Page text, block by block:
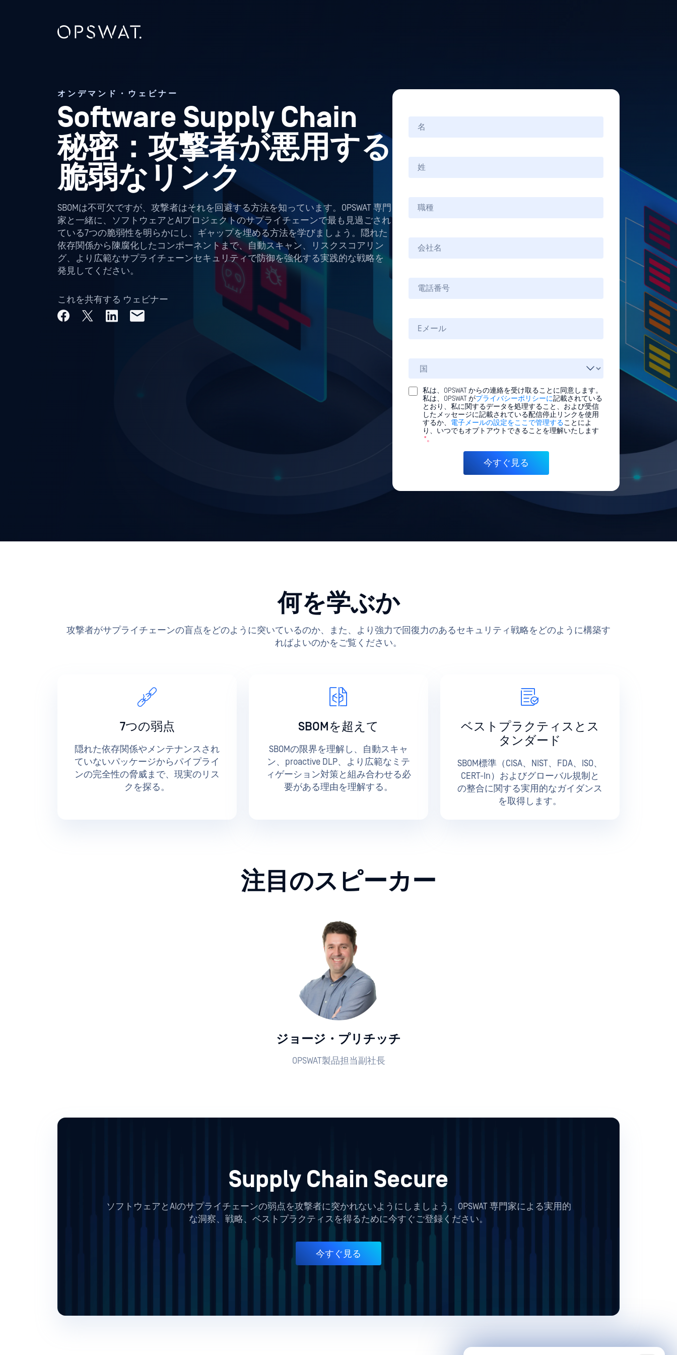
オンデマンド・ウェビナー
Software Supply Chain
秘密：攻撃者が悪用する
脆弱なリンク
SBOMは不可欠ですが、攻撃者はそれを回避する方法を知っています。OPSWAT 専門
家と一緒に、ソフトウェアとAIプロジェクトのサプライチェーンで最も見過ごされ
ている7つの脆弱性を明らかにし、ギャップを埋める方法を学びましょう。隠れた
依存関係から陳腐化したコンポーネントまで、自動スキャン、リスクスコアリン
グ、より広範なサプライチェーンセキュリティで防御を強化する実践的な戦略を
発見してください。
これを共有する ウェビナー
私は、OPSWAT からの連絡を受け取ることに同意します。
私は、OPSWAT がプライバシーポリシーに記載されている
とおり、私に関するデータを処理すること、および受信
したメッセージに記載されている配信停止リンクを使用
するか、 電子メールの設定をここで管理することによ
り、いつでもオプトアウトできることを理解いたします
*。
何を学ぶか
攻撃者がサプライチェーンの盲点をどのように突いているのか、また、より強力で回復力のあるセキュリティ戦略をどのように構築す
ればよいのかをご覧ください。
7つの弱点
隠れた依存関係やメンテナンスされ
ていないパッケージからパイプライ
ンの完全性の脅威まで、現実のリス
クを探る。
SBOMを超えて
SBOMの限界を理解し、自動スキャ
ン、proactive DLP、より広範なミテ
ィゲーション対策と組み合わせる必
要がある理由を理解する。
ベストプラクティスとス
タンダード
SBOM標準（CISA、NIST、FDA、ISO、
CERT-In）およびグローバル規制と
の整合に関する実用的なガイダンス
を取得します。
注目のスピーカー
ジョージ・プリチッチ
OPSWAT製品担当副社長
Supply Chain Secure
ソフトウェアとAIのサプライチェーンの弱点を攻撃者に突かれないようにしましょう。OPSWAT 専門家による実用的
な洞察、戦略、ベストプラクティスを得るために今すぐご登録ください。
今すぐ見る